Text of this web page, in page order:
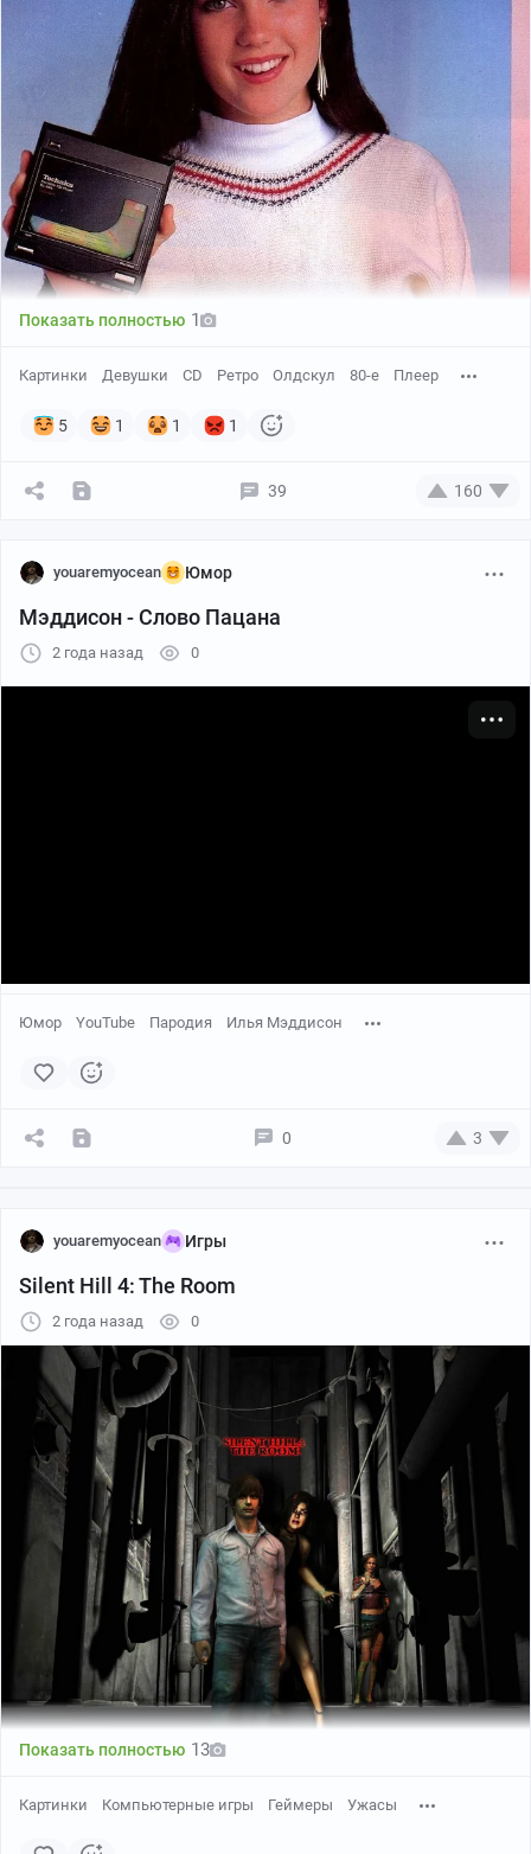
Показать полностью 1
Картинки Девушки CD Ретро Олдскул 80-е Плеер
5 1 1 1
39 160
youaremyocean Юмор
Мэддисон - Слово Пацана
2 года назад 0
Юмор YouTube Пародия Илья Мэддисон
0 3
youaremyocean Игры
Silent Hill 4: The Room
2 года назад 0
Показать полностью 13
Картинки Компьютерные игры Геймеры Ужасы